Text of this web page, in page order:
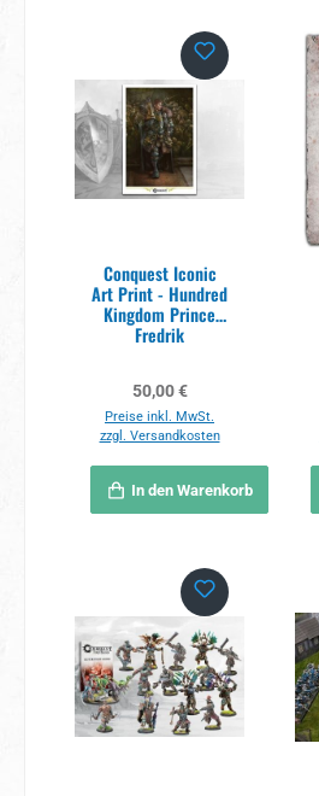
Conquest Iconic
Art Print - Hundred
Kingdom Prince
Fredrik
Regulärer Preis:
50,00 €
Preise inkl. MwSt.
zzgl. Versandkosten
In den Warenkorb